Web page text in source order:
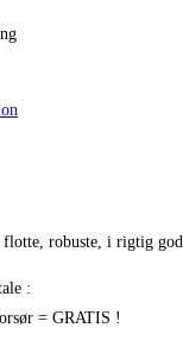
flotte, robuste, i rigtig
:
= GRATIS !